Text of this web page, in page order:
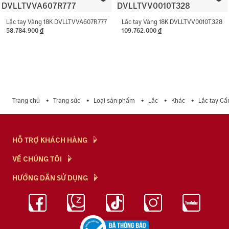
Lắc tay Vàng 18K DVLLTVVA607R777
58.784.900 đ
Lắc tay Vàng 18K DVLLTVV0010T328
109.762.000 đ
Trang chủ Trang sức Loại sản phẩm Lắc Khác Lắc tay
HỖ TRỢ KHÁCH HÀNG
Hỏi & Đáp
Chính Sách
Chính Sách Bảo Mật
Bảng Giá Vàng
VỀ CHÚNG TÔI
NTJ Flagship
Cửa hàng
Tuyển Dụng
HƯỚNG DẪN SỬ DỤNG
Bảo Quản Trang Sức
Kiến Thức Kim Cương